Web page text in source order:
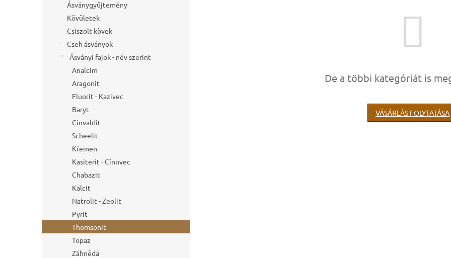
Ásványgyűjtemény
Kövületek
Csiszolt kövek
Cseh ásványok
Ásványi fajok - név szerint
Analcim
Aragonit
Fluorit - Kazivec
Baryt
Cinvaldit
Scheelit
Křemen
Kasiterit - Cínovec
Chabazit
Kalcit
Natrolit - Zeolit
Pyrit
Thomsonit
Topaz
Záhněda
De a többi kategóriát is
VÁSÁRLÁS FOLYTATÁSA